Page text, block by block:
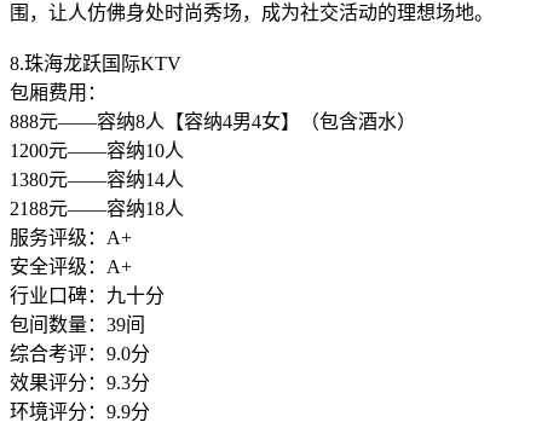
围，让人仿佛身处时尚秀场，成为社交活动的理想场地。
8.珠海龙跃国际KTV
包厢费用：
888元——容纳8人【容纳4男4女】（包含酒水）
1200元——容纳10人
1380元——容纳14人
2188元——容纳18人
服务评级：A+
安全评级：A+
行业口碑：九十分
包间数量：39间
综合考评：9.0分
效果评分：9.3分
环境评分：9.9分